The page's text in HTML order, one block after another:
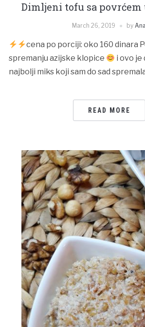
Dimljeni tofu sa povrćem
March 26, 2019 by Ana
cena po porciji: oko 160 dinara
spremanju azijske klopice
i ovo
najbolji miks koji sam do sad
READ MORE